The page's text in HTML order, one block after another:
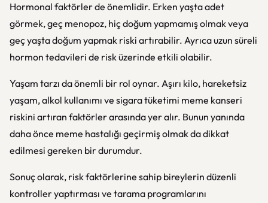
Hormonal faktörler de önemlidir. Erken yaşta adet
görmek, geç menopoz, hiç doğum yapmamış olmak veya
geç yaşta doğum yapmak riski artırabilir. Ayrıca uzun süreli
hormon tedavileri de risk üzerinde etkili olabilir.
Yaşam tarzı da önemli bir rol oynar. Aşırı kilo, hareketsiz
yaşam, alkol kullanımı ve sigara tüketimi meme kanseri
riskini artıran faktörler arasında yer alır. Bunun yanında
daha önce meme hastalığı geçirmiş olmak da dikkat
edilmesi gereken bir durumdur.
Sonuç olarak, risk faktörlerine sahip bireylerin düzenli
kontroller yaptırması ve tarama programlarını